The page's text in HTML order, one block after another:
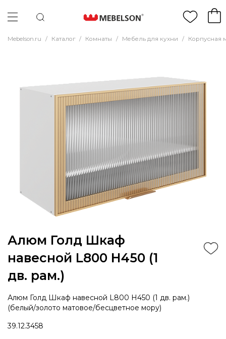
Mebelson.ru / Каталог / Комнаты / Мебель для кухни / Корпусная
Алюм Голд Шкаф
навесной L800 Н450 (1
дв. рам.)
Алюм Голд Шкаф навесной L800 Н450 (1 дв. рам.)
(белый/золото матовое/бесцветное мору)
39.12.3458